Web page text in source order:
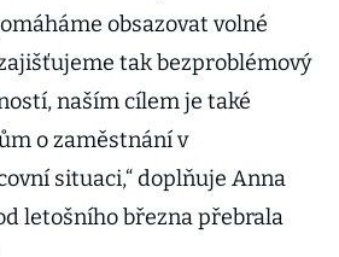
obsazovat volné
tak bezproblémový
naším cílem je také
o zaměstnání v
situaci,“ doplňuje Anna
letošního března přebrala